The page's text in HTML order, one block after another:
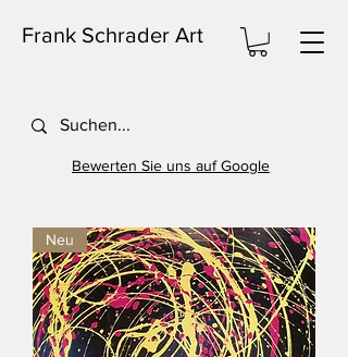
Frank Schrader Art
Bewerten Sie uns auf Google
Neu